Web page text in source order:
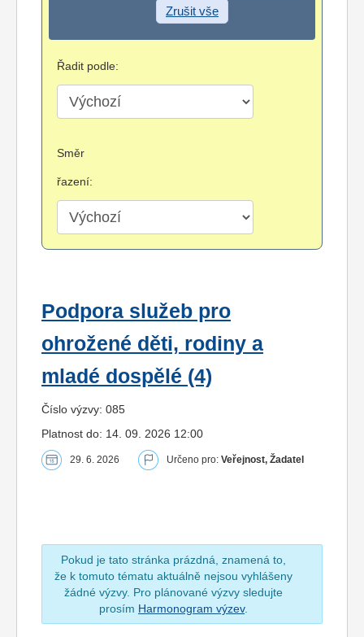
Zrušit vše
Řadit podle:
Směr
řazení:
Podpora služeb pro
ohrožené děti, rodiny a
mladé dospělé (4)
Číslo výzvy: 085
Platnost do: 14. 09. 2026 12:00
29. 6. 2026 Určeno pro: Veřejnost, Žadatel
Pokud je tato stránka prázdná, znamená to,
že k tomuto tématu aktuálně nejsou vyhlášeny
žádné výzvy. Pro plánované výzvy sledujte
prosím Harmonogram výzev.